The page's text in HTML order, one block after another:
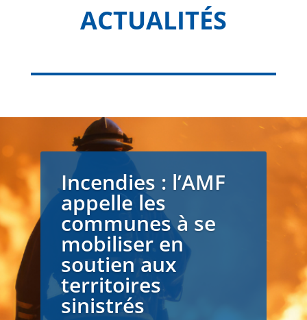
ACTUALITÉS
Incendies : l’AMF
appelle les
communes à se
mobiliser en
soutien aux
territoires
sinistrés